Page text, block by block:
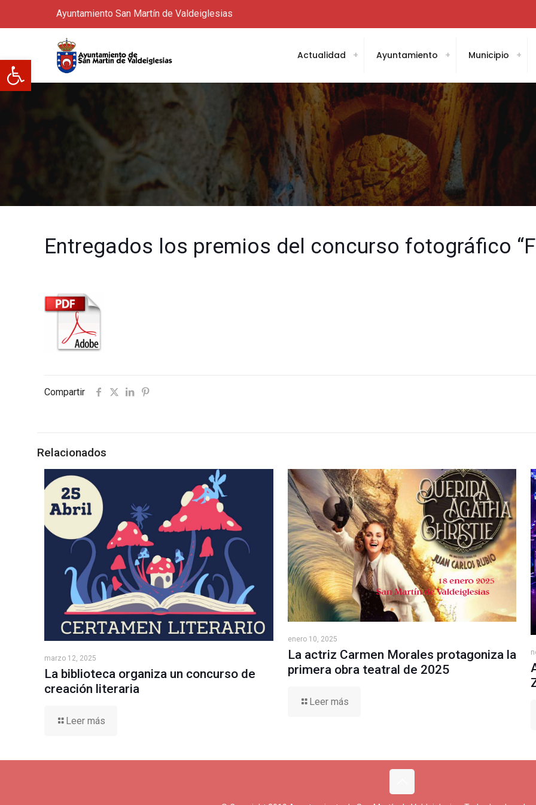
Abrir barra de herramientas
Ayuntamiento San Martín de Valdeiglesias
Actualidad Ayuntamiento Municipio
Entregados los premios del concurso fotográfico
Compartir
Relacionados
marzo 12, 2025
La biblioteca organiza un concurso de
creación literaria
Leer más
enero 10, 2025
La actriz Carmen Morales protagoniza la
primera obra teatral de 2025
Leer más